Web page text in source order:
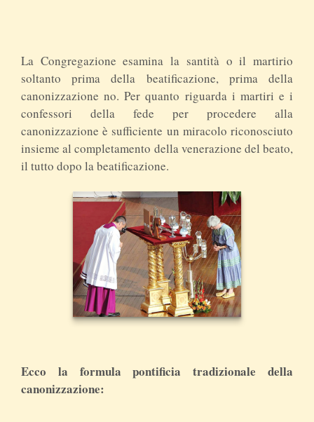
La Congregazione esamina la santità o il martirio
soltanto prima della beatificazione, prima della
canonizzazione no. Per quanto riguarda i martiri e i
confessori della fede per procedere alla
canonizzazione è sufficiente un miracolo riconosciuto
insieme al completamento della venerazione del beato,
il tutto dopo la beatificazione.
Ecco la formula pontificia tradizionale della
canonizzazione: